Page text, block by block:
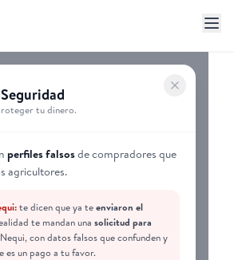
tu dinero.
perfiles falsosde compradores que
agricultores.
te dicen que ya teenviaron el
te mandan una solicitud para
con datos falsos que confunden y
es un pago a tu favor.